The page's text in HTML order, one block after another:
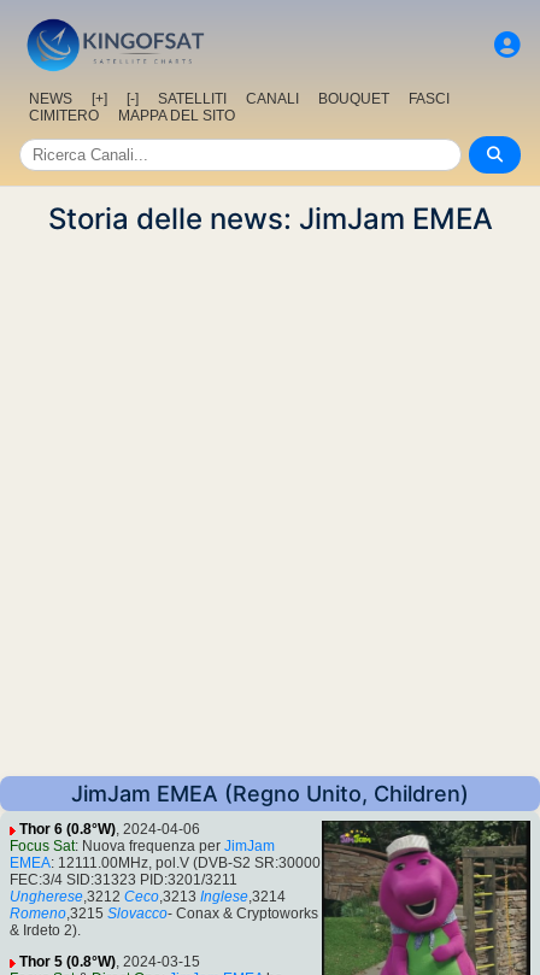
NEWS [+] [-] SATELLITI CANALI BOUQUET
FASCI
CIMITERO
MAPPA DEL SITO
Storia delle news: JimJam EMEA
JimJam EMEA (Regno Unito, Children)
Thor 6 (0.8°W), 2024-04-06
Focus Sat: Nuova frequenza per JimJam
EMEA: 12111.00MHz, pol.V (DVB-S2 SR:30000
FEC:3/4 SID:31323 PID:3201/3211
Ungherese,3212 Ceco,3213 Inglese,3214
Romeno,3215 Slovacco- Conax & Cryptoworks
& Irdeto 2).
Thor 5 (0.8°W), 2024-03-15